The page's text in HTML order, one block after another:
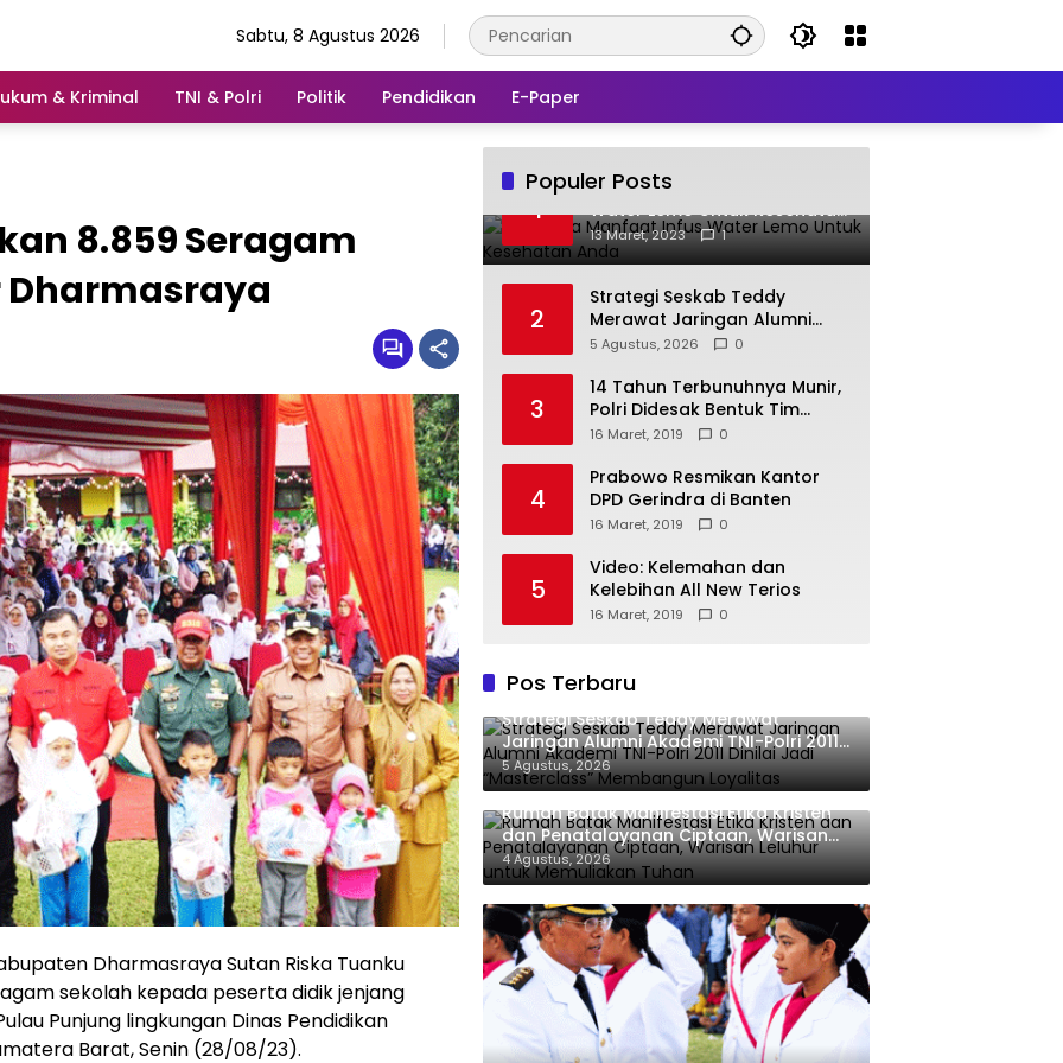
Sabtu, 8 Agustus 2026
& Kriminal TNI & Polri Politik Pendidikan E-Paper
8.859 Seragam
Dharmasraya
Dharmasraya Sutan Riska Tuanku
sekolah kepada peserta didik jenjang
Punjung lingkungan Dinas Pendidikan
Barat, Senin (28/08/23).
Populer Posts
1
Beberapa Manfaat Infus
Water Lemo Untuk Kesehatan
Anda
13 Maret, 2023 1
2
Strategi Seskab Teddy
Merawat Jaringan Alumni
Akademi TNI-Polri 2011 Dinilai
Membangun Loyalitas
5 Agustus, 2026 0
3
14 Tahun Terbunuhnya Munir,
Polri Didesak Bentuk Tim
Khusus
16 Maret, 2019 0
4
Prabowo Resmikan Kantor
DPD Gerindra di Banten
16 Maret, 2019 0
5
Video: Kelemahan dan
Kelebihan All New Terios
16 Maret, 2019 0
Pos Terbaru
Strategi Seskab Teddy Merawat
Jaringan Alumni Akademi TNI-Polri 2011
Dinilai Jadi “Masterclass” Membangun
Loyalitas
5 Agustus, 2026
Rumah Batak Manifestasi Etika Kristen
dan Penatalayanan Ciptaan, Warisan
Leluhur untuk Memuliakan Tuhan
4 Agustus, 2026